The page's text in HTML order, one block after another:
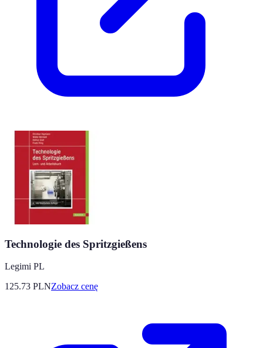
Technologie des Spritzgießens
Legimi PL
125.73 PLNZobacz cenę